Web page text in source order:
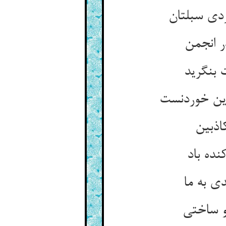
سبلتان
انجمن
خوردنست
باد
به ما
ساختی